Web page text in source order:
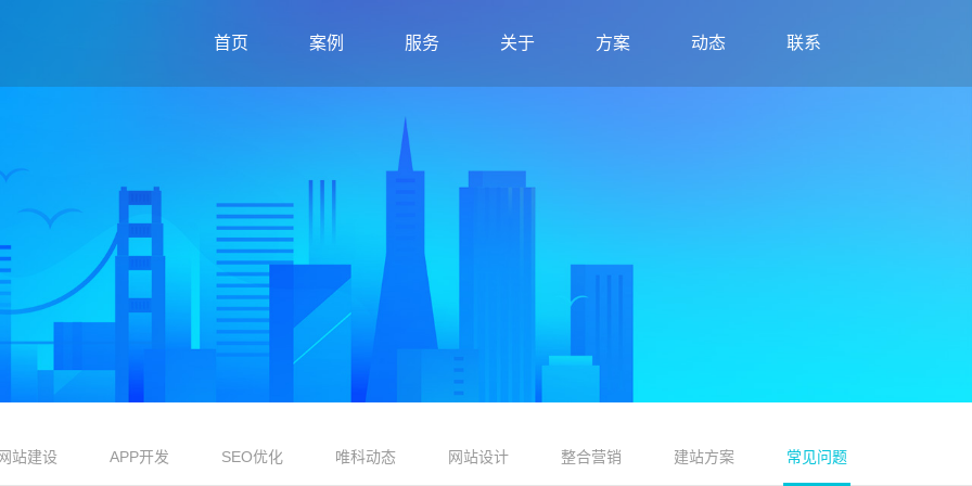
首页 案例 服务 关于 方案 动态 联系
站建设 APP开发 SEO优化 唯科动态 网站设计 整合营销 建站方案 常见问题